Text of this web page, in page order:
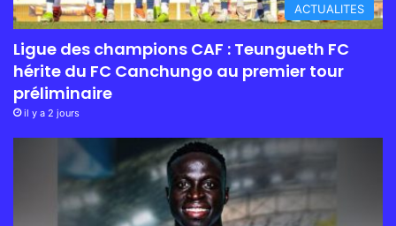
ACTUALITES
Ligue des champions CAF : Teungueth FC
hérite du FC Canchungo au premier tour
préliminaire
il y a 2 jours